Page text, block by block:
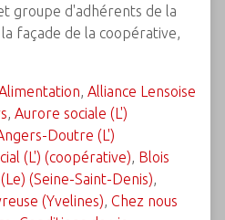
groupe d'adhérents de la
façade de la coopérative,
, Alliance Lensoise
, Aurore sociale (L')
Doutre (L')
(L') (coopérative), Blois
(Seine-Saint-Denis),
(Yvelines), Chez nous